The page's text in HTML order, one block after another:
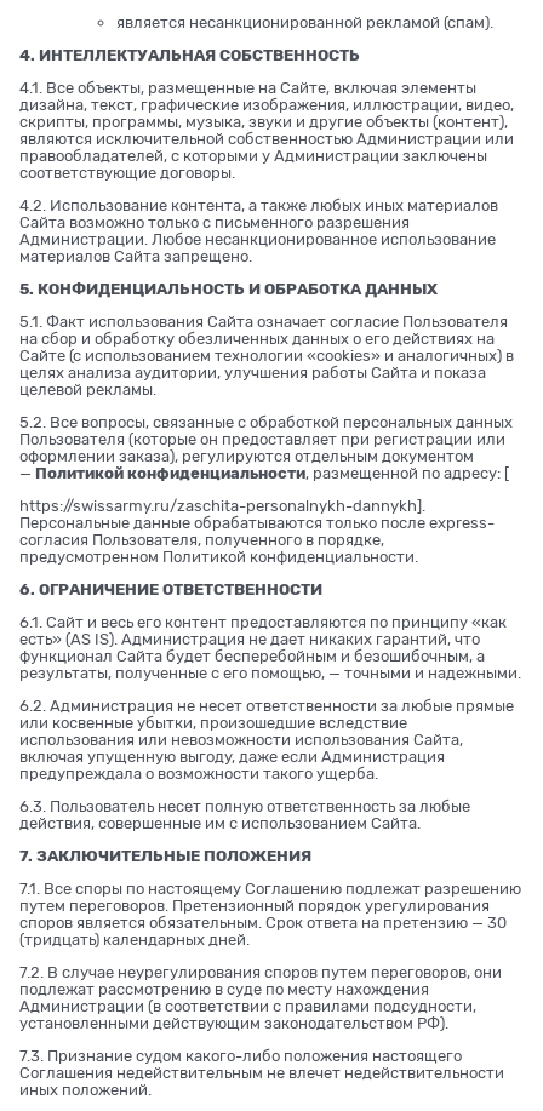
является несанкционированной рекламой (спам).
4. ИНТЕЛЛЕКТУАЛЬНАЯ СОБСТВЕННОСТЬ
4.1. Все объекты, размещенные на Сайте, включая элементы
дизайна, текст, графические изображения, иллюстрации, видео,
скрипты, программы, музыка, звуки и другие объекты (контент),
являются исключительной собственностью Администрации или
правообладателей, с которыми у Администрации заключены
соответствующие договоры.
4.2. Использование контента, а также любых иных материалов
Сайта возможно только с письменного разрешения
Администрации. Любое несанкционированное использование
материалов Сайта запрещено.
5. КОНФИДЕНЦИАЛЬНОСТЬ И ОБРАБОТКА ДАННЫХ
5.1. Факт использования Сайта означает согласие Пользователя
на сбор и обработку обезличенных данных о его действиях на
Сайте (с использованием технологии «cookies» и аналогичных) в
целях анализа аудитории, улучшения работы Сайта и показа
целевой рекламы.
5.2. Все вопросы, связанные с обработкой персональных данных
Пользователя (которые он предоставляет при регистрации или
оформлении заказа), регулируются отдельным документом
— Политикой конфиденциальности, размещенной по адресу: [
https://swissarmy.ru/zaschita-personalnykh-dannykh].
Персональные данные обрабатываются только после express-
согласия Пользователя, полученного в порядке,
предусмотренном Политикой конфиденциальности.
6. ОГРАНИЧЕНИЕ ОТВЕТСТВЕННОСТИ
6.1. Сайт и весь его контент предоставляются по принципу «как
есть» (AS IS). Администрация не дает никаких гарантий, что
функционал Сайта будет бесперебойным и безошибочным, а
результаты, полученные с его помощью, — точными и надежными.
6.2. Администрация не несет ответственности за любые прямые
или косвенные убытки, произошедшие вследствие
использования или невозможности использования Сайта,
включая упущенную выгоду, даже если Администрация
предупреждала о возможности такого ущерба.
6.3. Пользователь несет полную ответственность за любые
действия, совершенные им с использованием Сайта.
7. ЗАКЛЮЧИТЕЛЬНЫЕ ПОЛОЖЕНИЯ
7.1. Все споры по настоящему Соглашению подлежат разрешению
путем переговоров. Претензионный порядок урегулирования
споров является обязательным. Срок ответа на претензию — 30
(тридцать) календарных дней.
7.2. В случае неурегулирования споров путем переговоров, они
подлежат рассмотрению в суде по месту нахождения
Администрации (в соответствии с правилами подсудности,
установленными действующим законодательством РФ).
7.3. Признание судом какого-либо положения настоящего
Соглашения недействительным не влечет недействительности
иных положений.